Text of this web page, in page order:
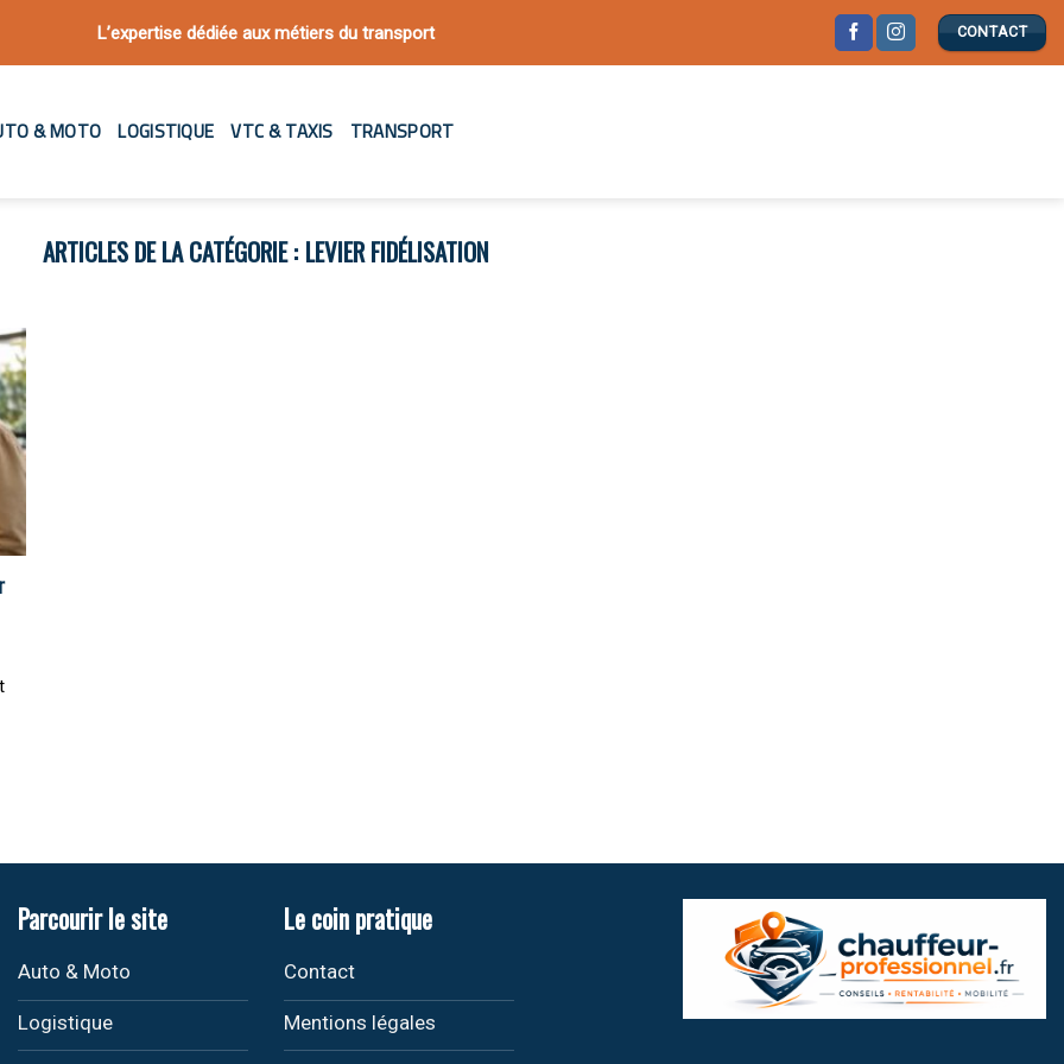
L’expertise dédiée aux métiers du transport CONTACT
& MOTO LOGISTIQUE VTC & TAXIS TRANSPORT
LEVIER FIDÉLISATION
Parcourir le site
Auto & Moto
Logistique
Le coin pratique
Contact
Mentions légales